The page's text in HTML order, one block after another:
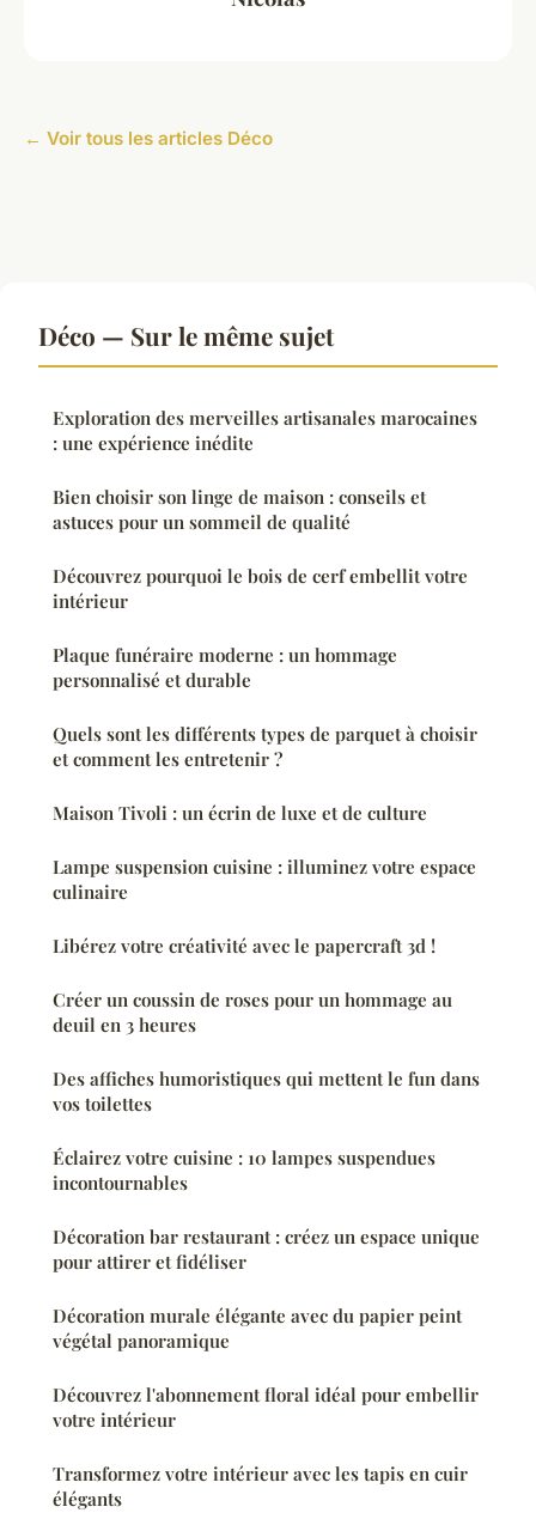
← Voir tous les articles Déco
Déco — Sur le même sujet
Exploration des merveilles artisanales marocaines
: une expérience inédite
Bien choisir son linge de maison : conseils et
astuces pour un sommeil de qualité
Découvrez pourquoi le bois de cerf embellit votre
intérieur
Plaque funéraire moderne : un hommage
personnalisé et durable
Quels sont les différents types de parquet à choisir
et comment les entretenir ?
Maison Tivoli : un écrin de luxe et de culture
Lampe suspension cuisine : illuminez votre espace
culinaire
Libérez votre créativité avec le papercraft 3d !
Créer un coussin de roses pour un hommage au
deuil en 3 heures
Des affiches humoristiques qui mettent le fun dans
vos toilettes
Éclairez votre cuisine : 10 lampes suspendues
incontournables
Décoration bar restaurant : créez un espace unique
pour attirer et fidéliser
Décoration murale élégante avec du papier peint
végétal panoramique
Découvrez l'abonnement floral idéal pour embellir
votre intérieur
Transformez votre intérieur avec les tapis en cuir
élégants